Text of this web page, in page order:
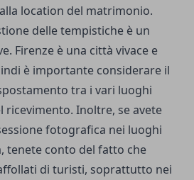
location del matrimonio.
delle tempistiche è un
Firenze è una città vivace e
è importante considerare il
tra i vari luoghi
ricevimento. Inoltre, se avete
fotografica nei luoghi
tenete conto del fatto che
di turisti, soprattutto nei